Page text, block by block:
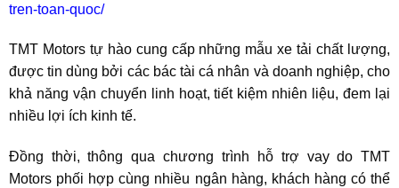
tren-toan-quoc/
TMT Motors tự hào cung cấp những mẫu xe tải chất lượng,
được tin dùng bởi các bác tài cá nhân và doanh nghiệp, cho
khả năng vận chuyển linh hoạt, tiết kiệm nhiên liệu, đem lại
nhiều lợi ích kinh tế.
Đồng thời, thông qua chương trình hỗ trợ vay do TMT
Motors phối hợp cùng nhiều ngân hàng, khách hàng có thể